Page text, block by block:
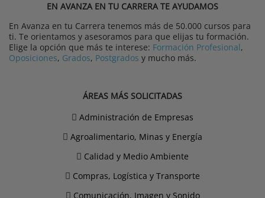
EN AVANZA EN TU CARRERA TE AYUDAMOS
En Avanza en tu Carrera tenemos más de 50.000 cursos para
ti. Te orientamos y asesoramos para que elijas tu formación.
Elige la opción que más te interese: Formación Profesional,
Oposiciones, Grados, Postgrados y mucho más.
ÁREAS MÁS SOLICITADAS
Administración de Empresas
Agroalimentario, Minas y Energía
Calidad y Medio Ambiente
Compras, Logística y Transporte
Comunicación, Imagen y Sonido